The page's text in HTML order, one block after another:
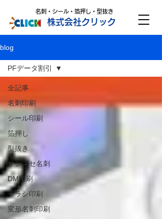
株式会社クリック
名刺・シール・箔押し・型抜き
blog
全記事
名刺印刷
シール印刷
箔押し
型抜き
サシスセ名刺
DM印刷
チラシ印刷
変形名刺印刷
PFデータ割引